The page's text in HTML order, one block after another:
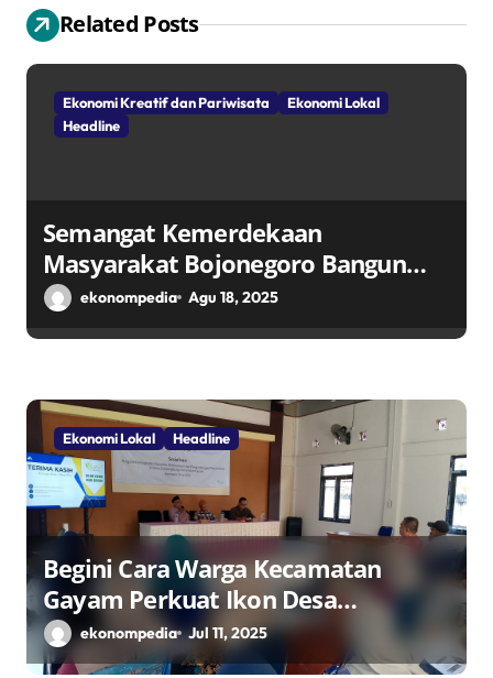
p
o
Related Posts
Ekonomi Kreatif dan Pariwisata
Ekonomi Lokal
Headline
Semangat Kemerdekaan
Masyarakat Bojonegoro Bangun
Desa Mandiri Ekonomi
ekonompedia Agu 18, 2025
Ekonomi Lokal Headline
Begini Cara Warga Kecamatan
Gayam Perkuat Ikon Desa
Penggerak Ekonomi Lokal Melalui
TPID
ekonompedia Jul 11, 2025